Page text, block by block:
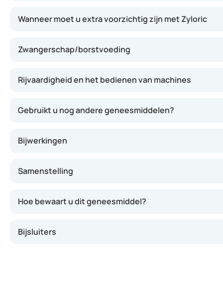
Wanneer moet u extra voorzichtig zijn met Zyloric
Zwangerschap/borstvoeding
Rijvaardigheid en het bedienen van machines
Gebruikt u nog andere geneesmiddelen?
Bijwerkingen
Samenstelling
Hoe bewaart u dit geneesmiddel?
Bijsluiters